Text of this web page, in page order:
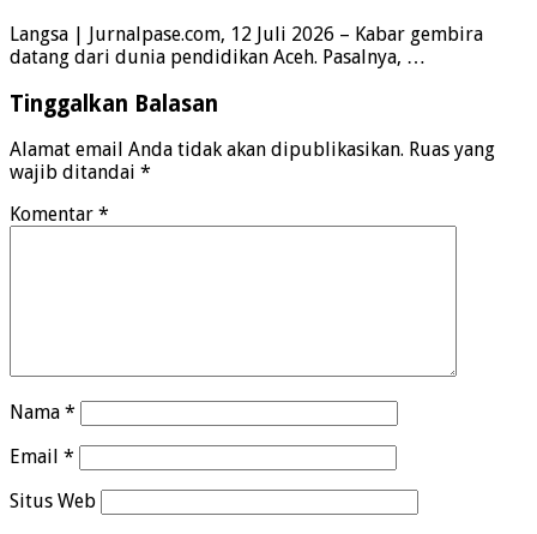
Langsa | Jurnalpase.com, 12 Juli 2026 – Kabar gembira
datang dari dunia pendidikan Aceh. Pasalnya, …
Tinggalkan Balasan
Alamat email Anda tidak akan dipublikasikan. Ruas yang
wajib ditandai *
Komentar *
Nama *
Email *
Situs Web